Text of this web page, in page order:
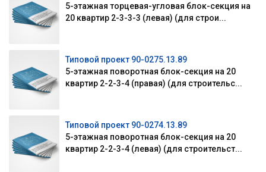
5-этажная торцевая-угловая блок-секция на
20 квартир 2-3-3-3 (левая) (для строи...
Типовой проект 90-0275.13.89
5-этажная поворотная блок-секция на 20
квартир 2-2-3-4 (правая) (для строительс...
Типовой проект 90-0274.13.89
5-этажная поворотная блок-секция на 20
квартир 2-2-3-4 (левая) (для строительст...